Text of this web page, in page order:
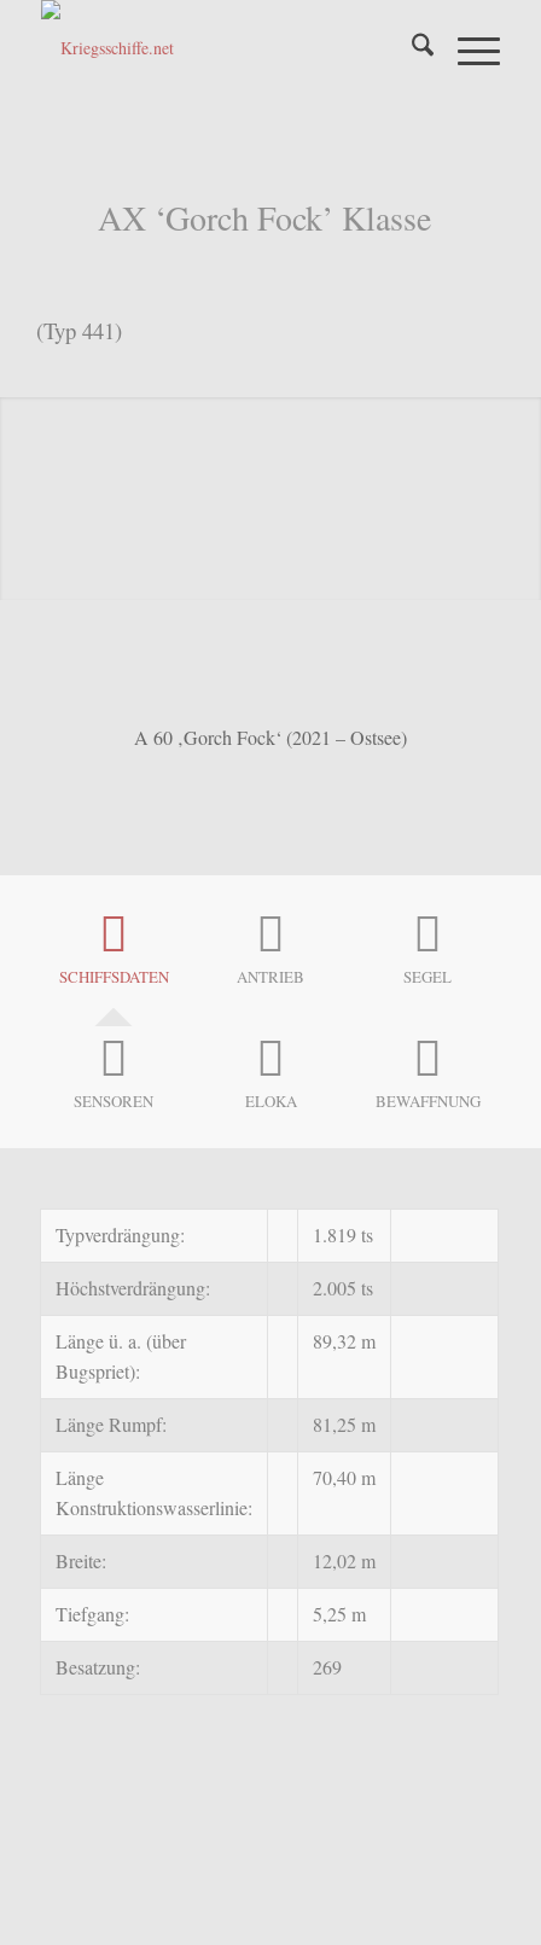
AX ‘Gorch Fock’ Klasse
(Typ 441)
A 60 ‚Gorch Fock‘ (2021 – Ostsee)
SCHIFFSDATEN ANTRIEB SEGEL
SENSOREN ELOKA BEWAFFNUNG
Typverdrängung: 1.819 ts
Höchstverdrängung: 2.005 ts
Länge ü. a. (über
Bugspriet):
89,32 m
Länge Rumpf: 81,25 m
Länge
Konstruktionswasserlinie:
70,40 m
Breite: 12,02 m
Tiefgang: 5,25 m
Besatzung: 269